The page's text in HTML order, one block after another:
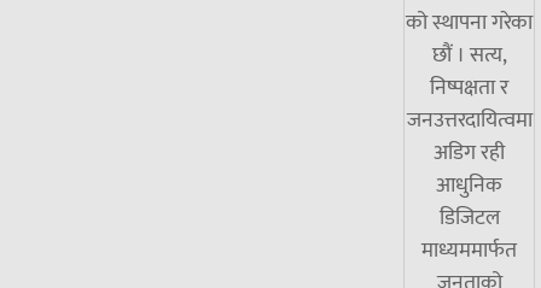
को स्थापना गरेका
छौं । सत्य,
निष्पक्षता र
जनउत्तरदायित्वमा
अडिग रही
आधुनिक
डिजिटल
माध्यममार्फत